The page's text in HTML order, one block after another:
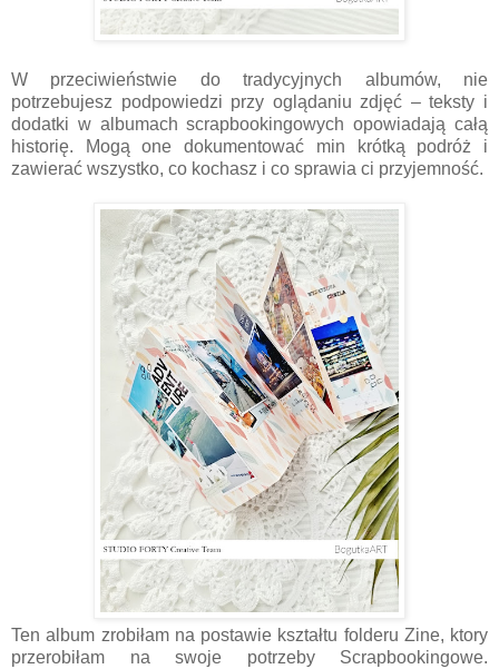
W przeciwieństwie do tradycyjnych albumów, nie
potrzebujesz podpowiedzi przy oglądaniu zdjęć – teksty i
dodatki w albumach scrapbookingowych opowiadają całą
historię. Mogą one dokumentować min krótką podróż i
zawierać wszystko, co kochasz i co sprawia ci przyjemność.
Ten album zrobiłam na postawie kształtu folderu Zine, ktory
przerobiłam na swoje potrzeby Scrapbookingowe.